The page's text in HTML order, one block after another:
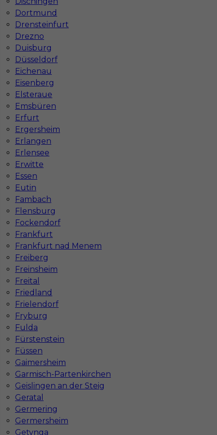
Dortmund
Drensteinfurt
Drezno
Duisburg
Düsseldorf
Eichenau
Eisenberg
Elsteraue
Emsbüren
Erfurt
Ergersheim
Erlangen
Erlensee
Erwitte
Essen
Eutin
Fambach
Flensburg
Fockendorf
Frankfurt
Frankfurt nad Menem
Freiberg
Freinsheim
Freital
Friedland
Frielendorf
Fryburg
Fulda
Fürstenstein
Füssen
Gaimersheim
Garmisch-Partenkirchen
Geislingen an der Steig
Geratal
Germering
Germersheim
Getynga
Jakie kursy warto zrobić, aby praca za
granicą była lepiej płatna?
Czy praca w Niemczech bez języka jest
możliwa?
Mapa ofert pracy
Mapa kategorii
Informacje w sprawie pracy
Telefon:793-577-977
In-Serv Team Sp. z o.o.
ul. Bóżnicza 15/6
61-751 Poznań, Polen
NIP: PL7831822725
KRS: 0000855600
REGON: 386807002